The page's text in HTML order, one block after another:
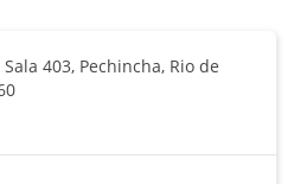
403, Pechincha, Rio de